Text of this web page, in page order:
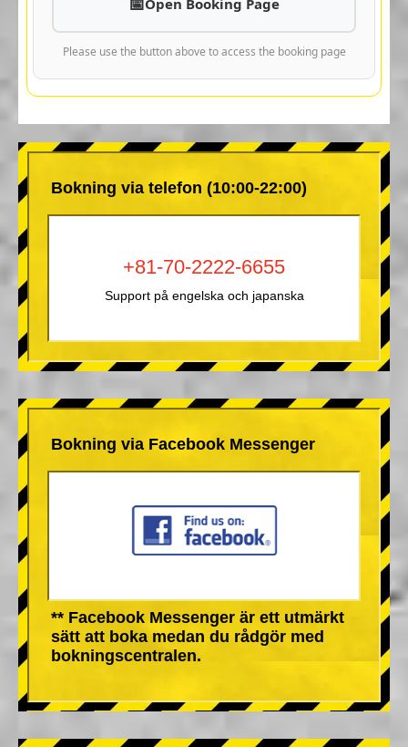
Please use the button above to access the booking page
Bokning via telefon (10:00-22:00)
+81-70-2222-6655
Support på engelska och japanska
Bokning via Facebook Messenger
** Facebook Messenger är ett utmärkt
sätt att boka medan du rådgör med
bokningscentralen.